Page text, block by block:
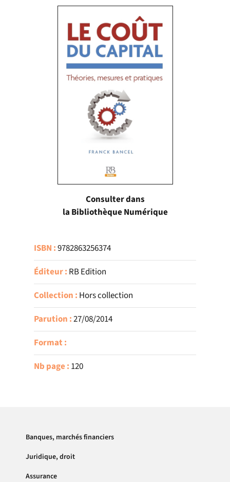
Consulter dans
la Bibliothèque Numérique
ISBN :9782863256374
Éditeur : RB Edition
Collection : Hors collection
Parution :27/08/2014
Format :
Nb page : 120
Banques, marchés financiers
Juridique, droit
Assurance